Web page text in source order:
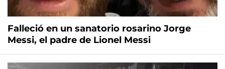
Falleció en un sanatorio rosarino Jorge
Messi, el padre de Lionel Messi